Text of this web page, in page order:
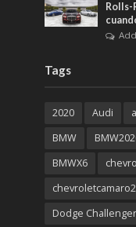
Rolls-
Tags
2020 Audi
BMW
BMWX6
Dodge Challenger